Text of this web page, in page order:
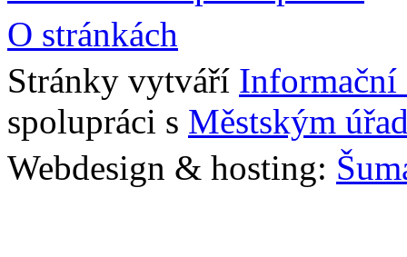
O stránkách
Stránky vytváří Informační
spolupráci s Městským
Webdesign & hosting: